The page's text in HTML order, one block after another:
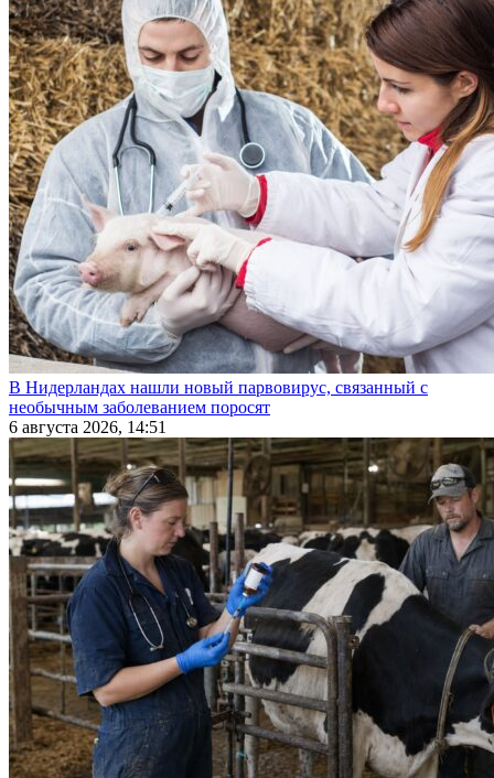
В Нидерландах нашли новый парвовирус, связанный с
необычным заболеванием поросят
6 августа 2026, 14:51